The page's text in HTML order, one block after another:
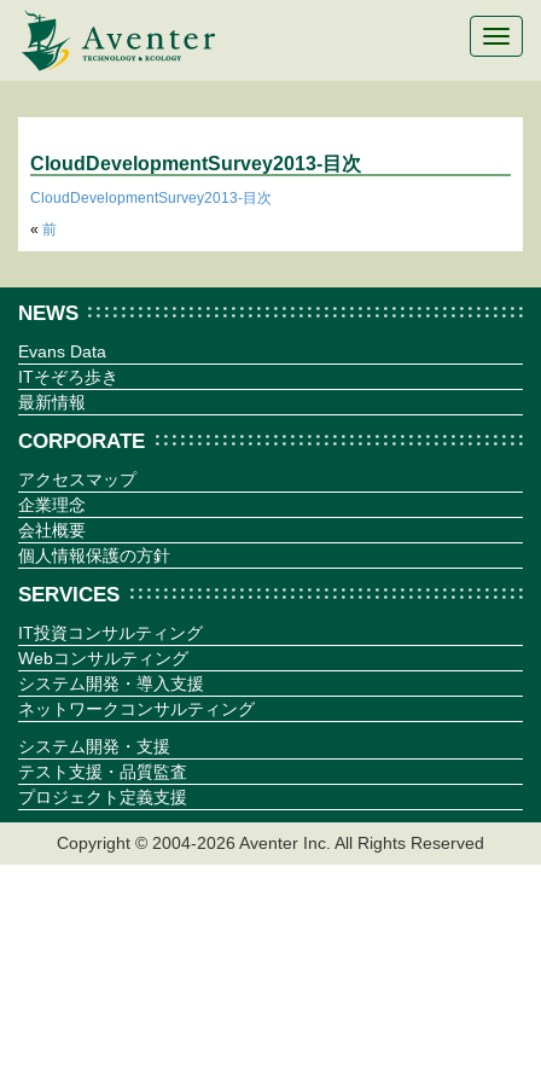
メ
ニ
ュ
CloudDevelopmentSurvey2013-目次
CloudDevelopmentSurvey2013-目次
« 前
NEWS
Evans Data
ITそぞろ歩き
最新情報
CORPORATE
アクセスマップ
企業理念
会社概要
個人情報保護の方針
SERVICES
IT投資コンサルティング
Webコンサルティング
システム開発・導入支援
ネットワークコンサルティング
システム開発・支援
テスト支援・品質監査
プロジェクト定義支援
Copyright © 2004-2026 Aventer Inc. All Rights Reserved